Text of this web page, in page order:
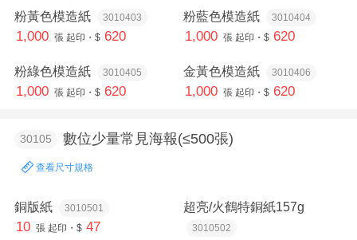
粉黃色模造紙 3010403
1,000 張 起印・$ 620
粉藍色模造紙 3010404
1,000 張 起印・$ 620
粉綠色模造紙 3010405
1,000 張 起印・$ 620
金黃色模造紙 3010406
1,000 張 起印・$ 620
30105 數位少量常見海報(≤500張)
查看尺寸規格
銅版紙 3010501
10 張 起印・$ 47
超亮/火鶴特銅紙157g
3010502